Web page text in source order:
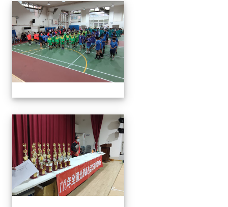
113年全國北區師生盃巧固
113年全國北區師生盃巧固